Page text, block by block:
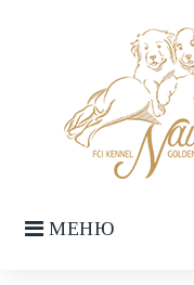
МЕНЮ